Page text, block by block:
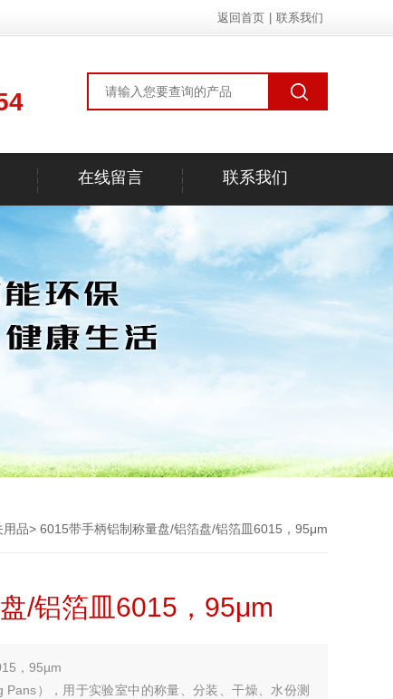
返回首页 联系我们
在线留言 联系我们
用品> 6015带手柄铝制称量盘/铝箔盘/铝箔皿6015，95μm
/铝箔皿6015，95μm
，95µm
），用于实验室中的称量、分装、干燥、水份测